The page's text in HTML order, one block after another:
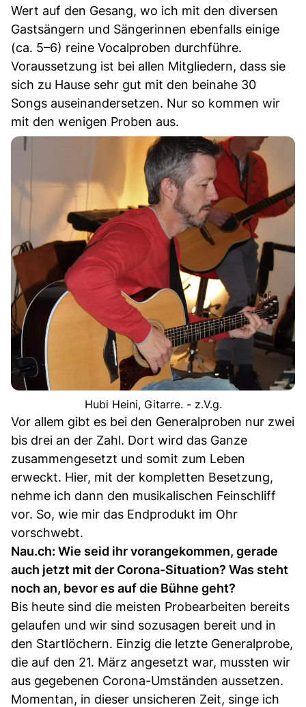
Wert auf den Gesang, wo ich mit den diversen
Gastsängern und Sängerinnen ebenfalls einige
(ca. 5–6) reine Vocalproben durchführe.
Voraussetzung ist bei allen Mitgliedern, dass sie
sich zu Hause sehr gut mit den beinahe 30
Songs auseinandersetzen. Nur so kommen wir
mit den wenigen Proben aus.
Hubi Heini, Gitarre. - z.V.g.
Vor allem gibt es bei den Generalproben nur zwei
bis drei an der Zahl. Dort wird das Ganze
zusammengesetzt und somit zum Leben
erweckt. Hier, mit der kompletten Besetzung,
nehme ich dann den musikalischen Feinschliff
vor. So, wie mir das Endprodukt im Ohr
vorschwebt.
Nau.ch: Wie seid ihr vorangekommen, gerade
auch jetzt mit der Corona-Situation? Was steht
noch an, bevor es auf die Bühne geht?
Bis heute sind die meisten Probearbeiten bereits
gelaufen und wir sind sozusagen bereit und in
den Startlöchern. Einzig die letzte Generalprobe,
die auf den 21. März angesetzt war, mussten wir
aus gegebenen Corona-Umständen aussetzen.
Momentan, in dieser unsicheren Zeit, singe ich